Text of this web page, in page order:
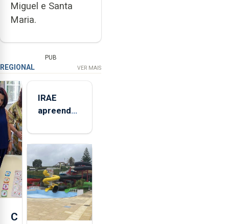
Miguel e Santa
Maria.
PUB
REGIONAL VER MAIS
C
IRAE
apreendeu
toneladas
de
alimentos
entre
2021 e
2025 nos
Açores